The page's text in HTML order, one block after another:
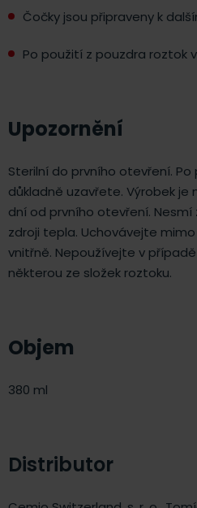
Čočky jsou připraveny k
Po použití z pouzdra roztok
Upozornění
Sterilní do prvního otevření. Po
důkladně uzavřete. Výrobek
dní od prvního otevření.
zdroji tepla. Uchovávejte
vnitřně. Nepoužívejte v
některou ze složek roztoku.
Objem
380 ml
Distributor